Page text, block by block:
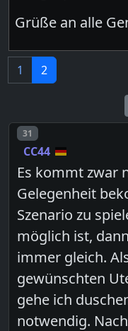
Grüße an alle
1 2
Post number
31
CC44
Es kommt zwar
Gelegenheit
Szenario zu
möglich ist,
immer gleich.
gewünschten
gehe ich
notwendig.